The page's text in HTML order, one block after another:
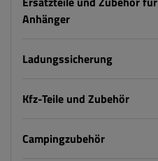
Anhänger
Ladungssicherung
Kfz-Teile und Zubehör
Campingzubehör